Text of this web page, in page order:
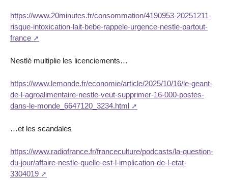
https://www.20minutes.fr/consommation/4190953-20251211-
risque-intoxication-lait-bebe-rappele-urgence-nestle-partout-
france
Nestlé multiplie les licenciements…
https://www.lemonde.fr/economie/article/2025/10/16/le-geant-
de-l-agroalimentaire-nestle-veut-supprimer-16-000-postes-
dans-le-monde_6647120_3234.html
…et les scandales
https://www.radiofrance.fr/franceculture/podcasts/la-question-
du-jour/affaire-nestle-quelle-est-l-implication-de-l-etat-
3304019